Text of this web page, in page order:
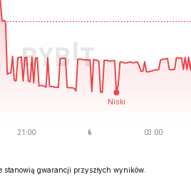
stanowią gwarancji przyszłych wyników.